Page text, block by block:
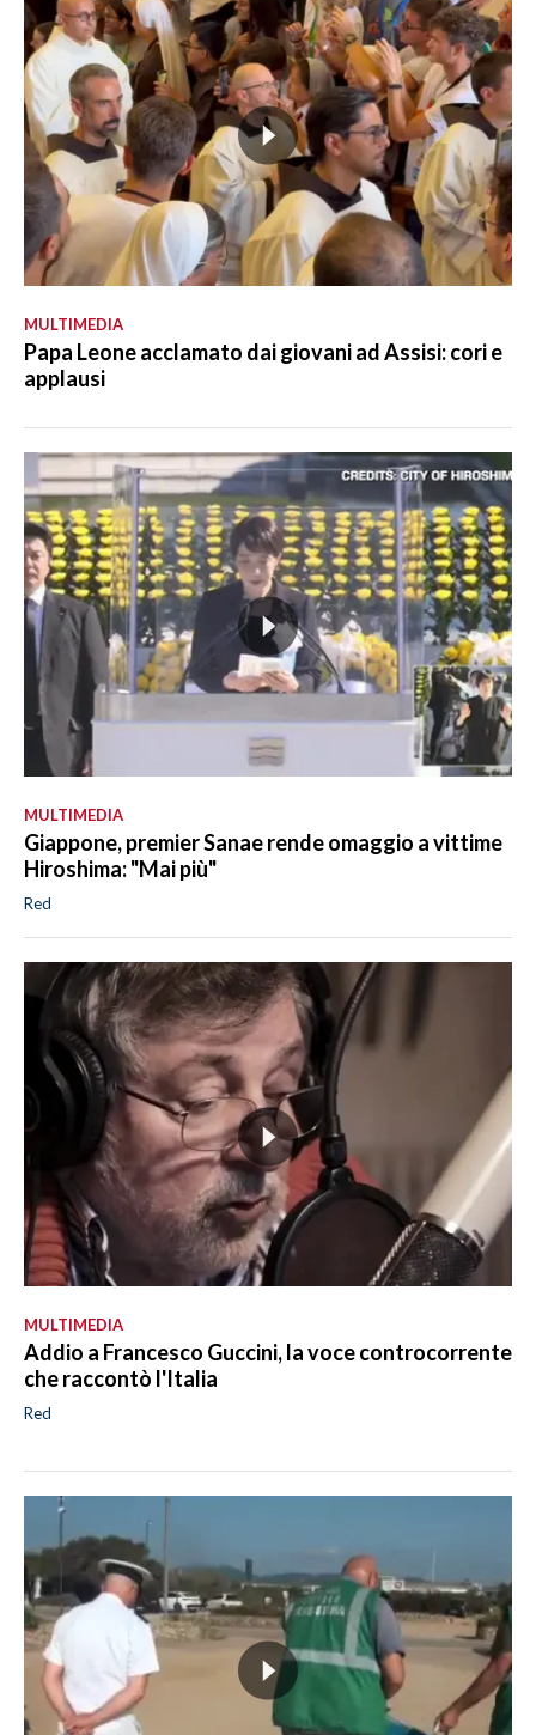
MULTIMEDIA
Papa Leone acclamato dai giovani ad Assisi: cori e
applausi
MULTIMEDIA
Giappone, premier Sanae rende omaggio a vittime
Hiroshima: "Mai più"
Red
MULTIMEDIA
Addio a Francesco Guccini, la voce controcorrente
che raccontò l'Italia
Red